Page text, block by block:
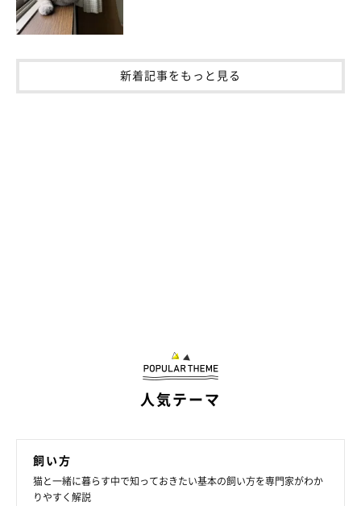
る
新着記事をもっと見る
人気テーマ
飼い方
猫と一緒に暮らす中で知っておきたい基本の飼い方を専門家がわか
りやすく解説